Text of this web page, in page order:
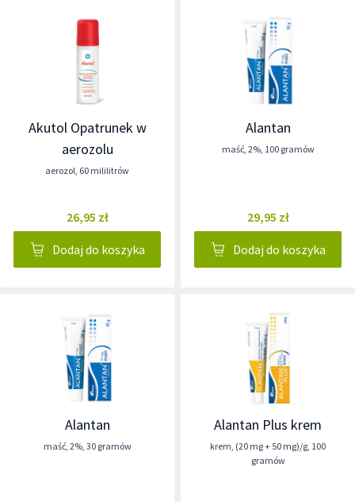
Akutol Opatrunek w
aerozolu
aerozol, 60 mililitrów
26,95 zł
Dodaj do koszyka
Alantan
maść, 2%, 100 gramów
29,95 zł
Dodaj do koszyka
Alantan
maść, 2%, 30 gramów
Alantan Plus krem
krem, (20 mg + 50 mg)/g, 100
gramów